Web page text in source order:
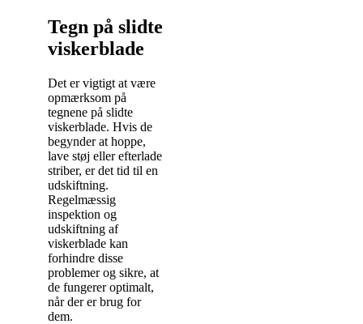
Tegn på slidte
viskerblade
Det er vigtigt at være
opmærksom på
tegnene på slidte
viskerblade. Hvis de
begynder at hoppe,
lave støj eller efterlade
striber, er det tid til en
udskiftning.
Regelmæssig
inspektion og
udskiftning af
viskerblade kan
forhindre disse
problemer og sikre, at
de fungerer optimalt,
når der er brug for
dem.